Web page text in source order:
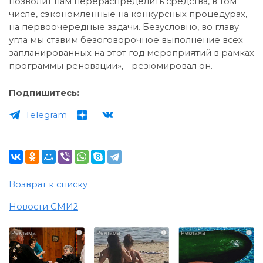
числе, сэкономленные на конкурсных процедурах,
на первоочередные задачи. Безусловно, во главу
угла мы ставим безоговорочное выполнение всех
запланированных на этот год мероприятий в рамках
программы реновации», - резюмировал он.
Подпишитесь:
Telegram
Возврат к списку
Новости СМИ2
i i i